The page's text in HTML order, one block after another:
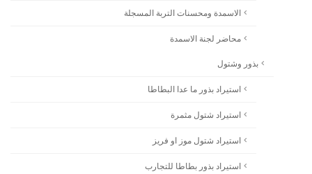
الاسمدة ومحسنات التربة المسجلة
محاضر لجنة الاسمدة
بذور وشتول
استيراد بذور ما عدا البطاطا
استيراد شتول مثمرة
استيراد شتول موز او فريز
استيراد بذور بطاطا للتجارب